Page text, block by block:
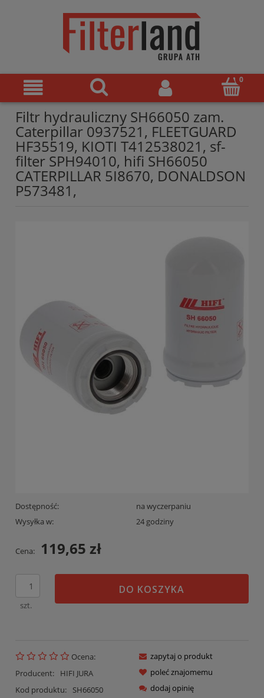
Filtr hydrauliczny SH66050 zam.
Caterpillar 0937521, FLEETGUARD
HF35519, KIOTI T412538021, sf-
filter SPH94010, hifi SH66050
CATERPILLAR 5I8670, DONALDSON
P573481,
Dostępność:
na wyczerpaniu
Wysyłka w:
24 godziny
Cena: 119,65 zł
szt.
DO KOSZYKA
Ocena:
Producent:
HIFI JURA
Kod produktu:
SH66050
zapytaj o produkt
poleć znajomemu
dodaj opinię